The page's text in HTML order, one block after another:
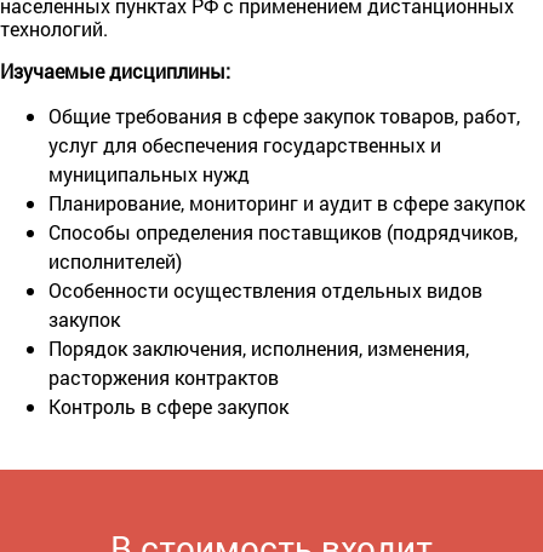
населенных пунктах РФ с применением дистанционных
технологий.
Изучаемые дисциплины:
Общие требования в сфере закупок товаров, работ,
услуг для обеспечения государственных и
муниципальных нужд
Планирование, мониторинг и аудит в сфере закупок
Способы определения поставщиков (подрядчиков,
исполнителей)
Особенности осуществления отдельных видов
закупок
Порядок заключения, исполнения, изменения,
расторжения контрактов
Контроль в сфере закупок